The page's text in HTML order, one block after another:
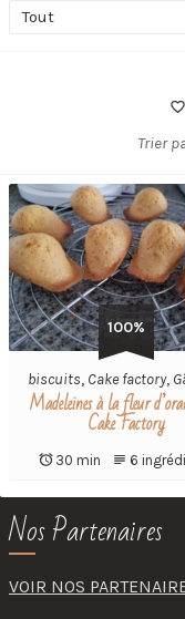
Tout
Trier
100%
biscuits, Cake factory,
Madeleines à la fleur
Cake Factory
30 min 6
Nos Partenaires
VOIR NOS